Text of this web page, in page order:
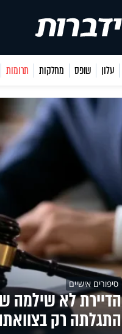
עלון שופס מחלקות תרומות
סיפורים אישיים
הדיירת לא שילמה
התגלתה רק